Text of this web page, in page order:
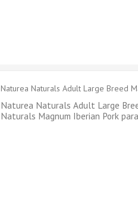
Naturea Naturals Adult Large Breed
Naturea Naturals Adult Large
Naturals Magnum Iberian Pork